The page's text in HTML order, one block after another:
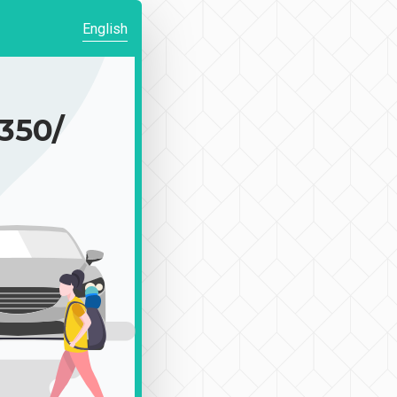
English